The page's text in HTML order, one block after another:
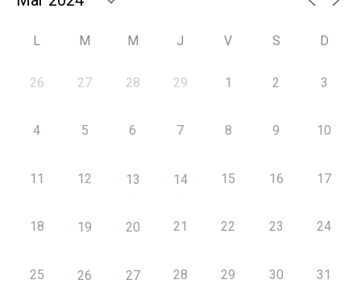
L M M J V S D
26 27 28 29 1 2 3
4 5 6 7 8 9 10
11 12 13 14 15 16 17
18 19 20 21 22 23 24
25 26 27 28 29 30 31